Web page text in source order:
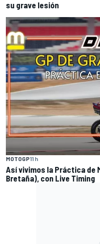
su grave lesión
MOTOGP11 h
Así vivimos la Práctica de
Bretaña), con Live Timing